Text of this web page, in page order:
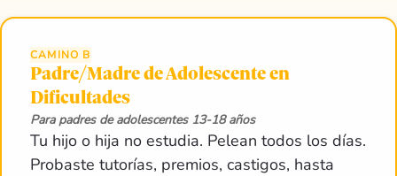
CAMINO B
Padre/Madre de Adolescente en
Dificultades
Para padres de adolescentes 13-18 años
Tu hijo o hija no estudia. Pelean todos los días.
Probaste tutorías, premios, castigos, hasta